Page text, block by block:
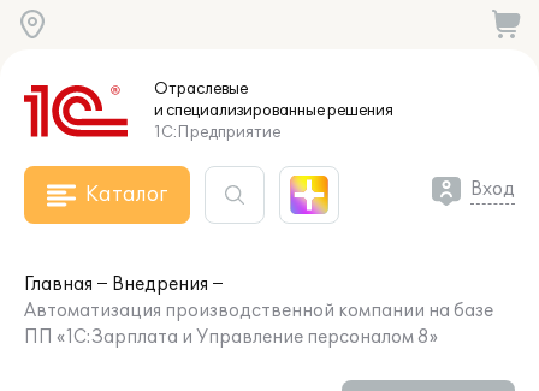
Отраслевые
и специализированныерешения
1С:Предприятие
Каталог Вход
Главная
Внедрения
Автоматизация производственной компании на базе
ПП «1С:Зарплата и Управление персоналом 8»